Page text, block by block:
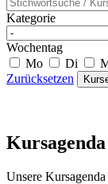
Kategorie
Wochentag
Mo
Di
Zurücksetzen
Kursagenda
Unsere